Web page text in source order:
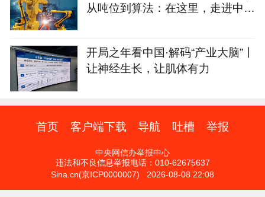
从吨位到算法：在这里，走进中国
开局之年看中国·解码“产业大脑”丨
让神经生长，让肌体有力
首页 客户端下载 导航 吐槽 举报
中央网信办举报中心
违法和不良信息举报电话：010-62675637
Sina.cn(京ICP0000007) 2026-08-08 22:08